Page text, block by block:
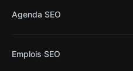
Agenda SEO
Emplois SEO